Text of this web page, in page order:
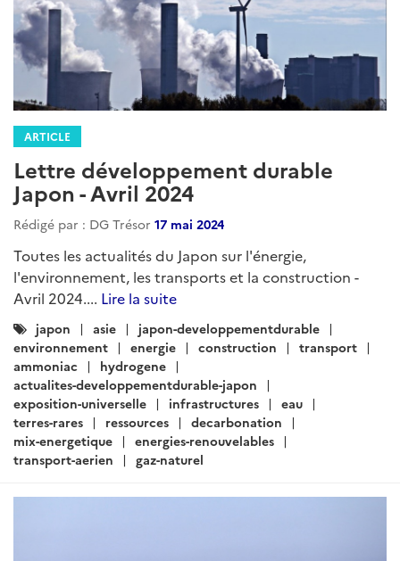
ARTICLE
Lettre développement durable
Japon - Avril 2024
Rédigé par : DG Trésor 17 mai 2024
Toutes les actualités du Japon sur l'énergie,
l'environnement, les transports et la construction -
Avril 2024.... Lire la suite
Catégories
:
japon asie
japon-developpementdurable
environnement
energie construction
transport
ammoniac
hydrogene
actualites-developpementdurable-japon
exposition-universelle
infrastructures
eau
terres-rares
ressources
decarbonation
mix-energetique
energies-renouvelables
transport-aerien
gaz-naturel